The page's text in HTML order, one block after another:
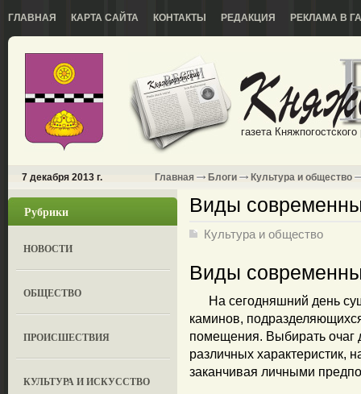
ГЛАВНАЯ КАРТА САЙТА КОНТАКТЫ РЕДАКЦИЯ РЕКЛАМА В
газета
7 декабря 2013 г. Главная Блоги Культура и общество
Рубрики
НОВОСТИ
ОБЩЕСТВО
ПРОИСШЕСТВИЯ
КУЛЬТУРА И ИСКУССТВО
Виды
Культура и общество
Виды
На сегодняшний день
каминов,
помещения. Выбирать очаг
различных характеристик,
заканчивая личными